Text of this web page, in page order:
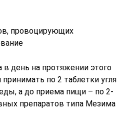
провоцирующих
день на протяжении этого
по 2 таблетки угля
а до приема пищи – по 2-
препаратов типа Мезима